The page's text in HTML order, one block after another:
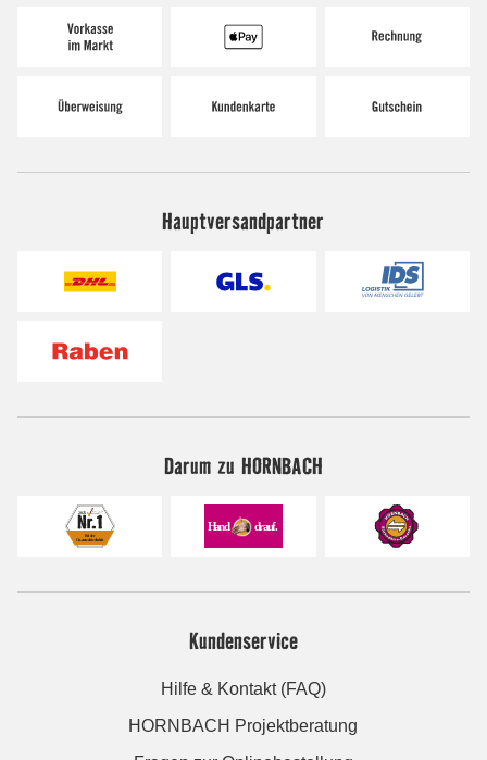
Hauptversandpartner
Darum zu HORNBACH
Kundenservice
Hilfe & Kontakt (FAQ)
HORNBACH Projektberatung